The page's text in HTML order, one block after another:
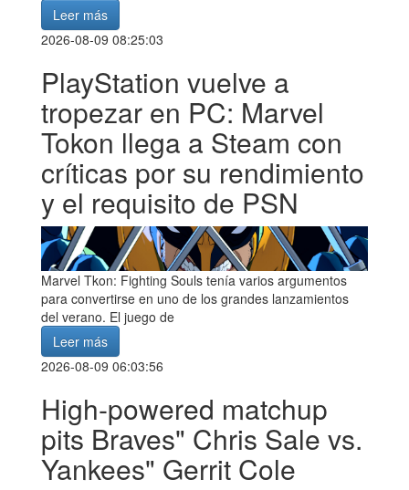
Leer más
2026-08-09 08:25:03
PlayStation vuelve a
tropezar en PC: Marvel
Tokon llega a Steam con
críticas por su rendimiento
y el requisito de PSN
Marvel Tkon: Fighting Souls tenía varios argumentos
para convertirse en uno de los grandes lanzamientos
del verano. El juego de
Leer más
2026-08-09 06:03:56
High-powered matchup
pits Braves" Chris Sale vs.
Yankees" Gerrit Cole